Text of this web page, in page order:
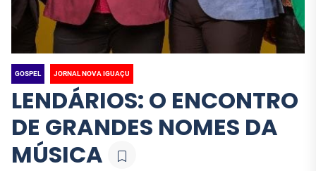
GOSPEL JORNAL NOVA IGUAÇU
LENDÁRIOS: O ENCONTRO
DE GRANDES NOMES DA
MÚSICA